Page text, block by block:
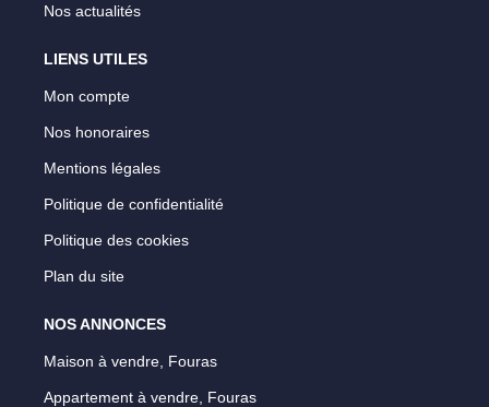
Nos actualités
LIENS UTILES
Mon compte
Nos honoraires
Mentions légales
Politique de confidentialité
Politique des cookies
Plan du site
NOS ANNONCES
Maison à vendre, Fouras
Appartement à vendre, Fouras